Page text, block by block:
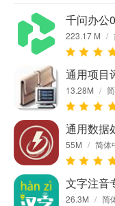
千问办公
223.17 M /
通用项目
13.28M /
通用数据
55M / 简体
文字注音
26.3M / 简